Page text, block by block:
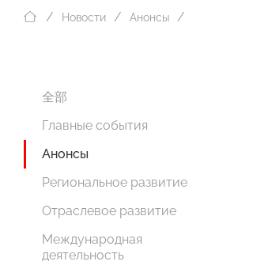
Новости Анонсы
全部
Главные события
Анонсы
Региональное развитие
Отраслевое развитие
Международная
деятельность